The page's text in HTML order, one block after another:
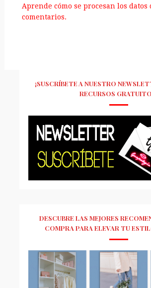
Aprende cómo se procesan los datos
comentarios.
¡SUSCRÍBETE A NUESTRO
RECURSOS
DESCUBRE LAS MEJORES
COMPRA PARA ELEVAR TU